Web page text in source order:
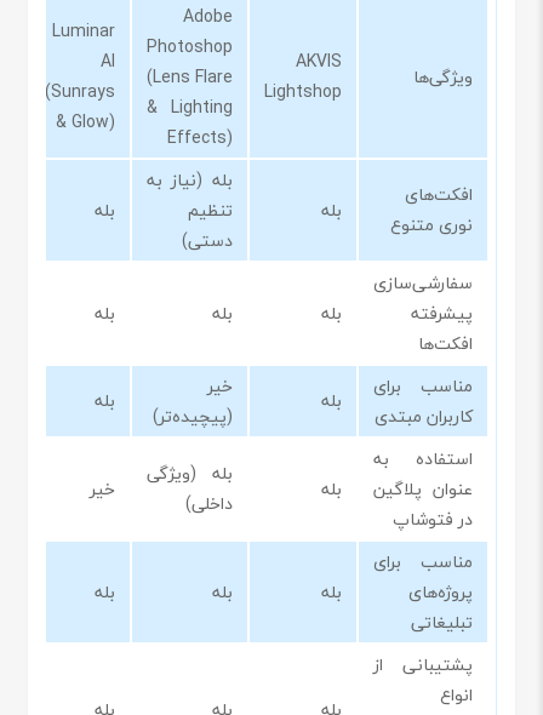
ویژگی‌ها
AKVIS
Lightshop
Adobe
Photoshop
(Lens Flare
& Lighting
Effects)
Luminar
AI
(Sunrays
& Glow)
افکت‌های
نوری متنوع
بله
بله (نیاز به
تنظیم
دستی)
بله
سفارشی‌سازی
پیشرفته
افکت‌ها
بله بله بله
مناسب برای
کاربران مبتدی
بله
خیر
(پیچیده‌تر)
بله
استفاده به
عنوان پلاگین
در فتوشاپ
بله
بله (ویژگی
داخلی)
خیر
مناسب برای
پروژه‌های
تبلیغاتی
بله بله بله
پشتیبانی از
انواع